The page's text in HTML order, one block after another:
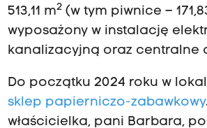
513,11 m2(w tym piwnice –
wyposażony w instalację
kanalizacyjną oraz centralne
Do początku 2024 roku w
sklep papierniczo-zabawkowy
właścicielka, pani Barbara,